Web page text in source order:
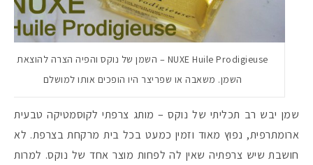
NUXE Huile Prodigieuse – השמן של נוקס והפיה הצרה להוצאת
השמן. משאבה או שפריצר היו הופכים אותו למושלם
שמן יבש רב תכליתי של נוקס – מותג צרפתי לקוסמטיקה טבעית
ארומתרפית, נפוץ מאוד וזמין כמעט בכל בית מרקחת בצרפת. לא
חושבת שיש צרפתיה שאין לה לפחות מוצר אחד של נוקס. למרות